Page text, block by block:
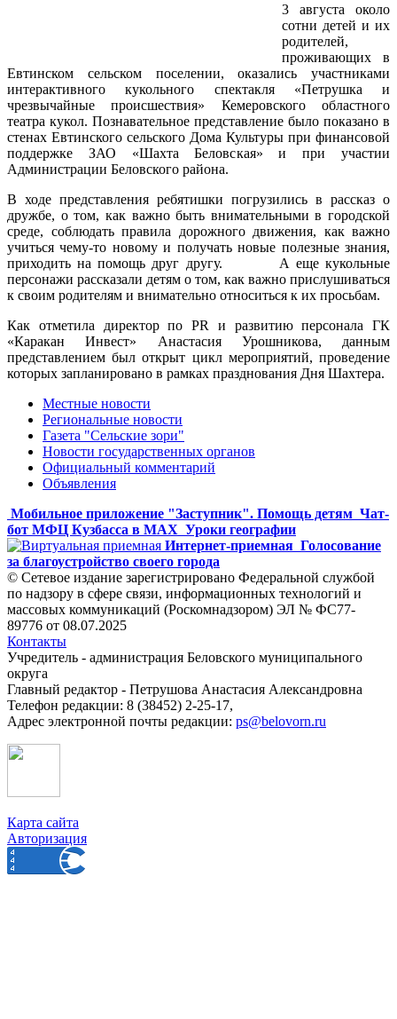
3 августа около
сотни детей и их
родителей,
проживающих в
Евтинском сельском поселении, оказались участниками
интерактивного кукольного спектакля «Петрушка и
чрезвычайные происшествия» Кемеровского областного
театра кукол. Познавательное представление было показано в
стенах Евтинского сельского Дома Культуры при финансовой
поддержке ЗАО «Шахта Беловская» и при участии
Администрации Беловского района.
В ходе представления ребятишки погрузились в рассказ о
дружбе, о том, как важно быть внимательными в городской
среде, соблюдать правила дорожного движения, как важно
учиться чему-то новому и получать новые полезные знания,
приходить на помощь друг другу. А еще кукольные
персонажи рассказали детям о том, как важно прислушиваться
к своим родителям и внимательно относиться к их просьбам.
Как отметила директор по PR и развитию персонала ГК
«Каракан Инвест» Анастасия Урошникова, данным
представлением был открыт цикл мероприятий, проведение
которых запланировано в рамках празднования Дня Шахтера.
Местные новости
Региональные новости
Газета "Сельские зори"
Новости государственных органов
Официальный комментарий
Объявления
Мобильное приложение "Заступник". Помощь детям Чат-
бот МФЦ Кузбасса в MAX Уроки географии
Интернет-приемная Голосование
за благоустройство своего города
© Сетевое издание зарегистрировано Федеральной службой
по надзору в сфере связи, информационных технологий и
массовых коммуникаций (Роскомнадзором) ЭЛ № ФС77-
89776 от 08.07.2025
Контакты
Учредитель - администрация Беловского муниципального
округа
Главный редактор - Петрушова Анастасия Александровна
Телефон редакции: 8 (38452) 2-25-17,
Адрес электронной почты редакции: ps@belovorn.ru
Карта сайта
Авторизация